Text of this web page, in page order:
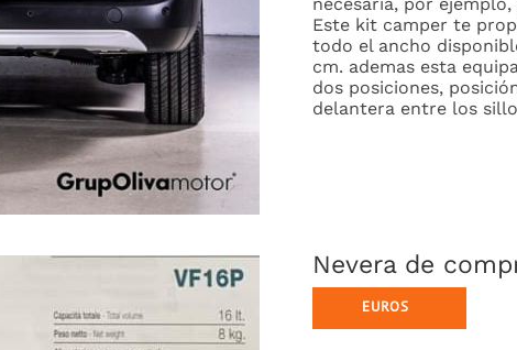
Este kit camper te
todo el ancho
cm. ademas esta
dos posiciones,
delantera entre los
Nevera de